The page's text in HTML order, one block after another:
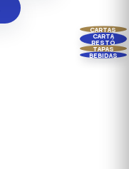
CARTAS
CARTA
RESTÓ
TAPAS
BEBIDAS